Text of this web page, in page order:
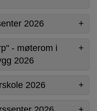
2026
- møterom i
2026
2026